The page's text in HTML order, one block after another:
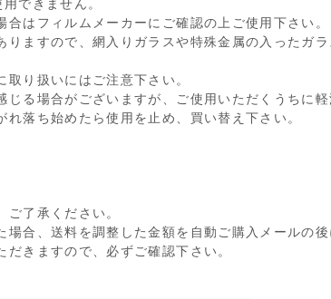
できません。
合はフィルムメーカーにご確認の上ご使用下さい。
りますので、網入りガラスや特殊金属の入ったガ
取り扱いにはご注意下さい。
じる場合がございますが、ご使用いただくうちに軽
れ落ち始めたら使用を止め、買い替え下さい。
了承ください。
場合、送料を調整した金額を自動ご購入メールの後
きますので、必ずご確認下さい。